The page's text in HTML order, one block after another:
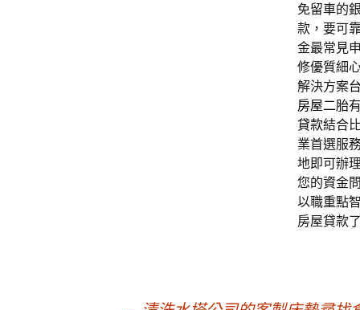
免留車的
款，要可
金最常見
修優質細
解決方案
房屋二胎
貸款結合
業首選服
地即可辦
您的資金
以職重點
房屋貸款